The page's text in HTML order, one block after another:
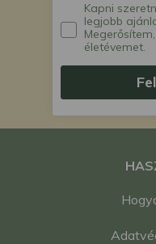
Kapni
legjobb
életévemet.